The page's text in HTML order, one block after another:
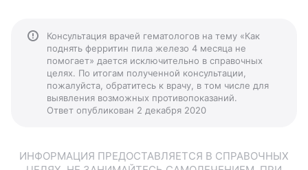
Консультация врачей гематологов на тему «Как
поднять ферритин пила железо 4 месяца не
помогает» дается исключительно в справочных
целях. По итогам полученной консультации,
пожалуйста, обратитесь к врачу, в том числе для
выявления возможных противопоказаний.
Ответ опубликован 2 декабря 2020
ИНФОРМАЦИЯ ПРЕДОСТАВЛЯЕТСЯ В СПРАВОЧНЫХ